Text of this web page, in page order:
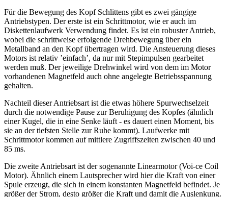
Für die Bewegung des Kopf Schlittens gibt es zwei gängige
Antriebstypen. Der erste ist ein Schrittmotor, wie er auch im
Diskettenlaufwerk Verwendung findet. Es ist ein robuster Antrieb,
wobei die schrittweise erfolgende Drehbewegung über ein
Metallband an den Kopf übertragen wird. Die Ansteuerung dieses
Motors ist relativ ’einfach’, da nur mit Stepimpulsen gearbeitet
werden muß. Der jeweilige Drehwinkel wird von dem im Motor
vorhandenen Magnetfeld auch ohne angelegte Betriebsspannung
gehalten.
Nachteil dieser Antriebsart ist die etwas höhere Spurwechselzeit
durch die notwendige Pause zur Beruhigung des Kopfes (ähnlich
einer Kugel, die in eine Senke läuft - es dauert einen Moment, bis
sie an der tiefsten Stelle zur Ruhe kommt). Laufwerke mit
Schrittmotor kommen auf mittlere Zugriffszeiten zwischen 40 und
85 ms.
Die zweite Antriebsart ist der sogenannte Linearmotor (Voi-ce Coil
Motor). Ähnlich einem Lautsprecher wird hier die Kraft von einer
Spule erzeugt, die sich in einem konstanten Magnetfeld befindet. Je
größer der Strom, desto größer die Kraft und damit die Auslenkung.